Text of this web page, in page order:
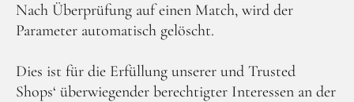
Nach Überprüfung auf einen Match, wird der
Parameter automatisch gelöscht.
Dies ist für die Erfüllung unserer und Trusted
Shops‘ überwiegender berechtigter Interessen an der